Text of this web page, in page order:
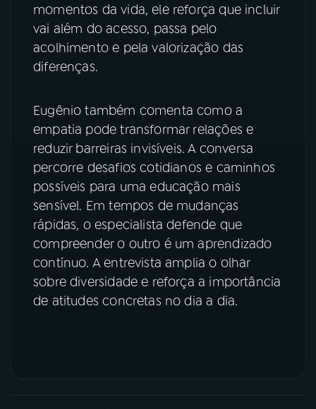
momentos da vida, ele reforça que incluir
vai além do acesso, passa pelo
acolhimento e pela valorização das
diferenças.
Eugênio também comenta como a
empatia pode transformar relações e
reduzir barreiras invisíveis. A conversa
percorre desafios cotidianos e caminhos
possíveis para uma educação mais
sensível. Em tempos de mudanças
rápidas, o especialista defende que
compreender o outro é um aprendizado
contínuo. A entrevista amplia o olhar
sobre diversidade e reforça a importância
de atitudes concretas no dia a dia.